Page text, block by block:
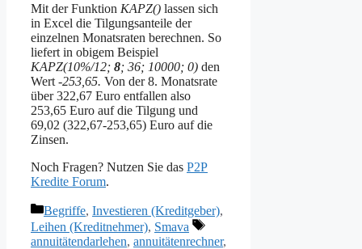
Mit der Funktion KAPZ() lassen sich
in Excel die Tilgungsanteile der
einzelnen Monatsraten berechnen. So
liefert in obigem Beispiel
KAPZ(10%/12; 8; 36; 10000; 0) den
Wert -253,65. Von der 8. Monatsrate
über 322,67 Euro entfallen also
253,65 Euro auf die Tilgung und
69,02 (322,67-253,65) Euro auf die
Zinsen.
Noch Fragen? Nutzen Sie das P2P
Kredite Forum.
Kategorien
Begriffe, Investieren (Kreditgeber),
Leihen (Kreditnehmer), Smava
Schlagwörter
annuitätendarlehen, annuitätenrechner,